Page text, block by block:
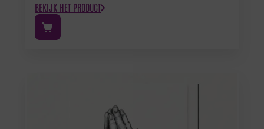
BEKIJK HET PRODUCT